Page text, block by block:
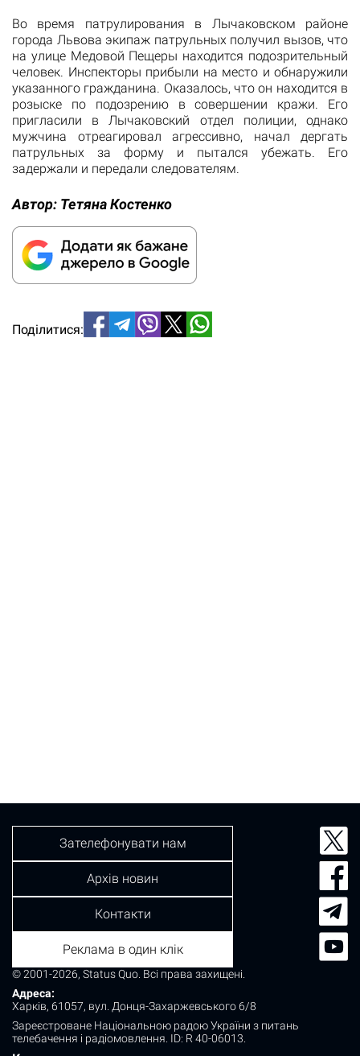
Во время патрулирования в Лычаковском районе
города Львова экипаж патрульных получил вызов, что
на улице Медовой Пещеры находится подозрительный
человек. Инспекторы прибыли на место и обнаружили
указанного гражданина. Оказалось, что он находится в
розыске по подозрению в совершении кражи. Его
пригласили в Лычаковский отдел полиции, однако
мужчина отреагировал агрессивно, начал дергать
патрульных за форму и пытался убежать. Его
задержали и передали следователям.
Автор: Тетяна Костенко
Поділитися:
© 2001-2026, Status Quo. Всі права захищені.
Адреса:
Харків, 61057, вул. Донця-Захаржевського 6/8
Зареєстроване Національною радою України з питань
телебачення і радіомовлення. ID: R 40-06013.
Зателефонувати нам
Архів новин
Контакти
Реклама в один клік